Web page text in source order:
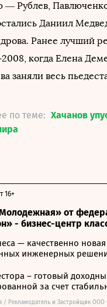
— Рублев,
Даниил
Ранее лучший
когда Елена
заняли весь
по теме: Хачанов
от
- бизнес-центр
16+
— качественно
инженерных
– готовый
за счет
/ Рекламодатель и Застройщик